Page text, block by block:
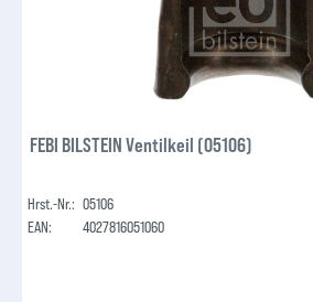
FEBI BILSTEIN Ventilkeil (05106)
Hrst.-Nr.: 05106
EAN:
4027816051060